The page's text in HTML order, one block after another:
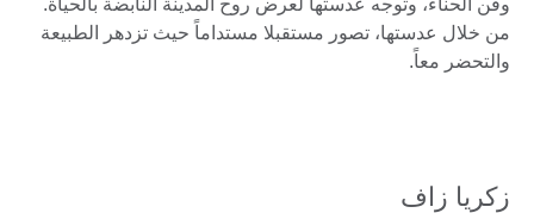
وفن الحناء، وتوجه عدستها لعرض روح المدينة النابضة بالحياة.
من خلال عدستها، تصور مستقبلا مستداماً حيث تزدهر الطبيعة
والتحضر معاً.
زكريا زاف